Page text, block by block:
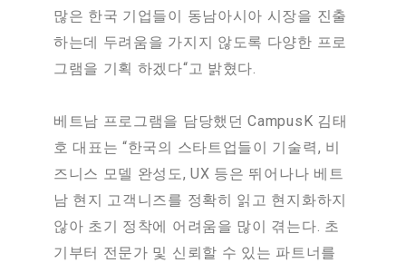
많은 한국 기업들이 동남아시아 시장을 진출
하는데 두려움을 가지지 않도록 다양한 프로
그램을 기획 하겠다“고 밝혔다.
베트남 프로그램을 담당했던 CampusK 김태
호 대표는 “한국의 스타트업들이 기술력, 비
즈니스 모델 완성도, UX 등은 뛰어나나 베트
남 현지 고객니즈를 정확히 읽고 현지화하지
않아 초기 정착에 어려움을 많이 겪는다. 초
기부터 전문가 및 신뢰할 수 있는 파트너를